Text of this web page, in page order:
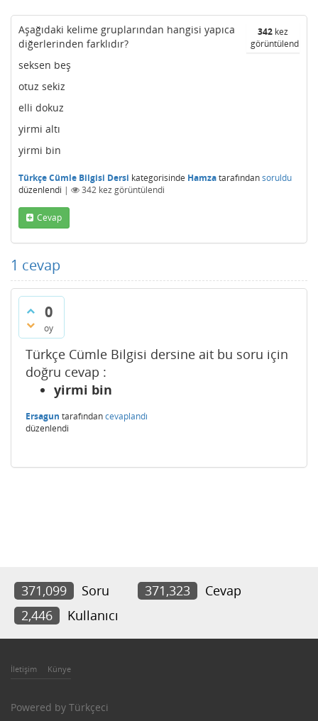
342 kez
görüntülendi
Aşağıdaki kelime gruplarından hangisi yapıca
diğerlerinden farklıdır?
seksen beş
otuz sekiz
elli dokuz
yirmi altı
yirmi bin
Türkçe Cümle Bilgisi Dersi kategorisinde Hamzatarafındansoruldu
düzenlendi | 342 kez görüntülendi
Cevap
1 cevap
0
oy
Türkçe Cümle Bilgisi dersine ait bu soru için
doğru cevap :
yirmi bin
Ersagun tarafındancevaplandı
düzenlendi
371,099 Soru 371,323
Cevap
2,446
Kullanıcı
İletişim Künye
Powered by Türkçeci